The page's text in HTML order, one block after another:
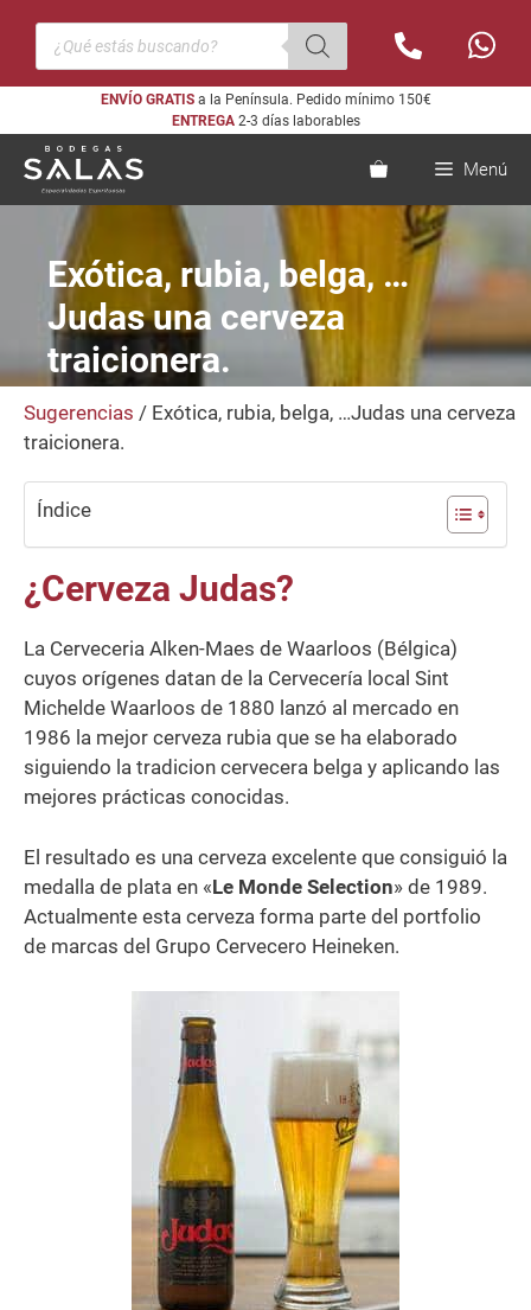
contenido
Búsqueda
de
productos
ENVÍO GRATIS a la Península. Pedido mínimo 150€
ENTREGA 2-3 días laborables
Menú
Exótica, rubia, belga, …
Judas una cerveza
traicionera.
Sugerencias / Exótica, rubia, belga, …Judas una cerveza
traicionera.
¿Cerveza Judas?
La Cerveceria Alken-Maes de Waarloos (Bélgica)
cuyos orígenes datan de la Cervecería local Sint
Michelde Waarloos de 1880 lanzó al mercado en
1986 la mejor cerveza rubia que se ha elaborado
siguiendo la tradicion cervecera belga y aplicando las
mejores prácticas conocidas.
El resultado es una cerveza excelente que consiguió la
medalla de plata en «Le Monde Selection» de 1989.
Actualmente esta cerveza forma parte del portfolio
de marcas del Grupo Cervecero Heineken.